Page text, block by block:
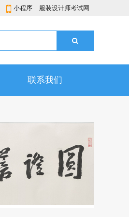
小程序 服装设计师考试网
联系我们